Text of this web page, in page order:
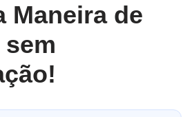
Maneira de